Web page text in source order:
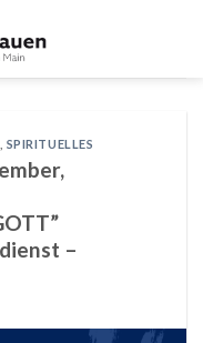
SPIRITUELLES
–